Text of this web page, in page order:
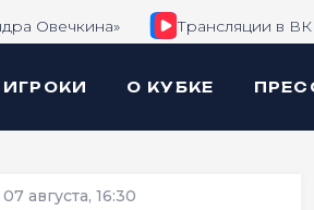
Овечкина» Трансляции в ВК
ИГРОКИ О КУБКЕ
07 августа, 16:30